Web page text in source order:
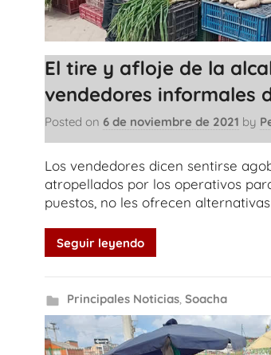
El tire y afloje de la
vendedores informales
Posted on 6 de noviembre de 2021 by
Los vendedores dicen sentirse
atropellados por los operativos
puestos, no les ofrecen
Seguir leyendo
Principales Noticias, Soacha